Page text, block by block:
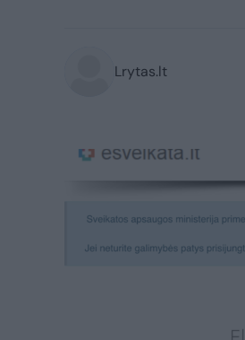
Lrytas.lt